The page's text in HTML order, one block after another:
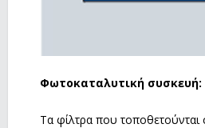
Φωτοκαταλυτική συσκευή:
Τα φίλτρα που τοποθετούνται